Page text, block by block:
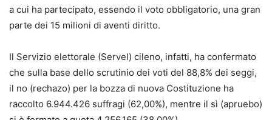
a cui ha partecipato, essendo il voto obbligatorio, una gran
parte dei 15 milioni di aventi diritto.
Il Servizio elettorale (Servel) cileno, infatti, ha confermato
che sulla base dello scrutinio dei voti del 88,8% dei seggi,
il no (rechazo) per la bozza di nuova Costituzione ha
raccolto 6.944.426 suffragi (62,00%), mentre il sì (apruebo)